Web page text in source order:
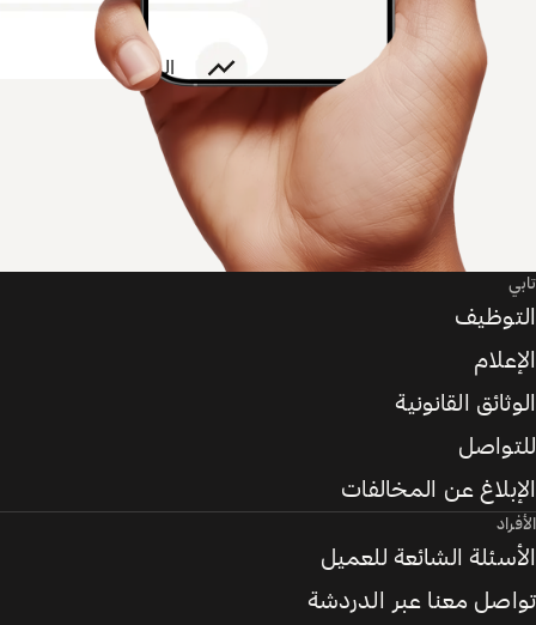
تابي
التوظيف
الإعلام
الوثائق القانونية
للتواصل
الإبلاغ عن المخالفات
الأفراد
الأسئلة الشائعة للعميل
تواصل معنا عبر الدردشة